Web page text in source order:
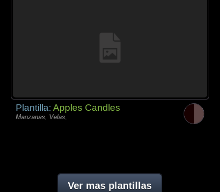
Plantilla:Apples Candles
Manzanas, Velas,
Ver mas plantillas